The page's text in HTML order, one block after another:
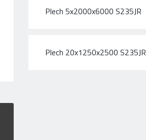
Plech 5x2000x6000 S235JR
Plech 20x1250x2500 S235JR